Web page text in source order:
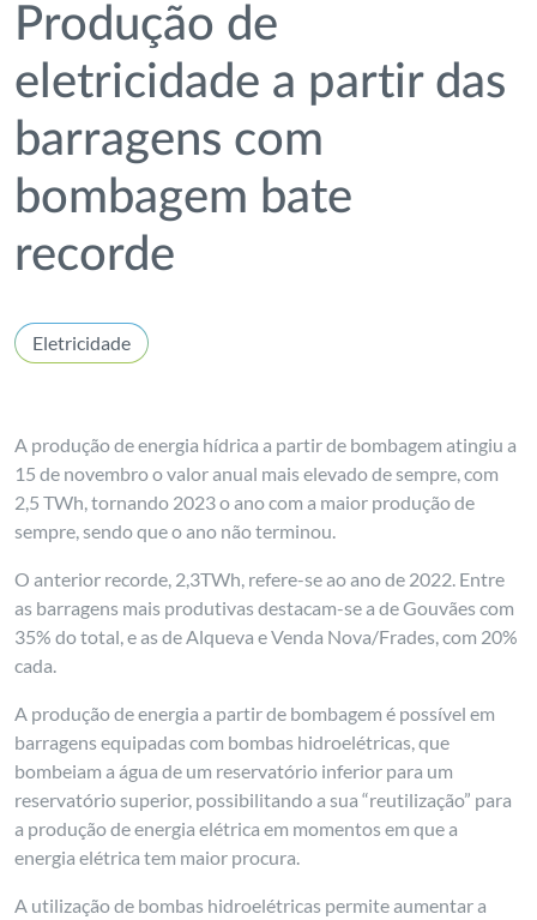
Produção de
eletricidade a partir das
barragens com
bombagem bate
recorde
Eletricidade
A produção de energia hídrica a partir de bombagem atingiu a
15 de novembro o valor anual mais elevado de sempre, com
2,5 TWh, tornando 2023 o ano com a maior produção de
sempre, sendo que o ano não terminou.
O anterior recorde, 2,3TWh, refere-se ao ano de 2022. Entre
as barragens mais produtivas destacam-se a de Gouvães com
35% do total, e as de Alqueva e Venda Nova/Frades, com 20%
cada.
A produção de energia a partir de bombagem é possível em
barragens equipadas com bombas hidroelétricas, que
bombeiam a água de um reservatório inferior para um
reservatório superior, possibilitando a sua “reutilização” para
a produção de energia elétrica em momentos em que a
energia elétrica tem maior procura.
A utilização de bombas hidroelétricas permite aumentar a